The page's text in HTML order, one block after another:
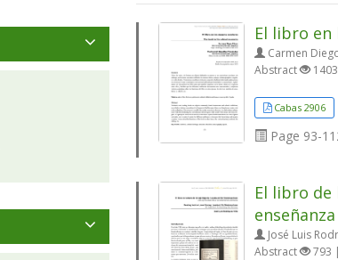
El libro en
Carmen
Abstract
Cabas 2906
Page 93-
El libro de
José Luis
Abstract
793